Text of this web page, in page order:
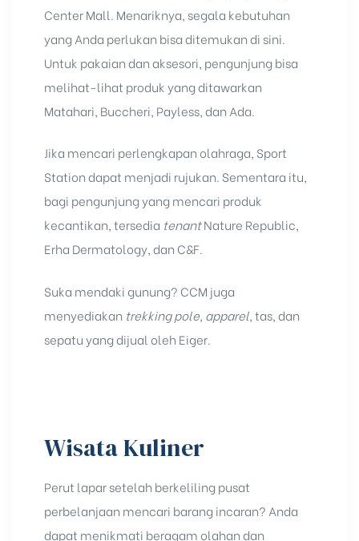
Center Mall. Menariknya, segala kebutuhan
yang Anda perlukan bisa ditemukan di sini.
Untuk pakaian dan aksesori, pengunjung bisa
melihat-lihat produk yang ditawarkan
Matahari, Buccheri, Payless, dan Ada.
Jika mencari perlengkapan olahraga, Sport
Station dapat menjadi rujukan. Sementara itu,
bagi pengunjung yang mencari produk
kecantikan, tersedia tenantNature Republic,
Erha Dermatology, dan C&F.
Suka mendaki gunung? CCM juga
menyediakan trekking pole, apparel, tas, dan
sepatu yang dijual oleh Eiger.
Wisata Kuliner
Perut lapar setelah berkeliling pusat
perbelanjaan mencari barang incaran? Anda
dapat menikmati beragam olahan dan